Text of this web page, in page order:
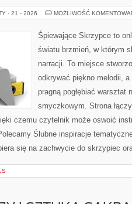
- 21 - 2026 MOŻLIWOŚĆ
Śpiewające Skrzypce to
światu brzmień, w którym
narracji. To miejsce
odkrywać piękno melodii,
pragną pogłębiać warsztat
smyczkowym. Strona
czemu czytelnik może oswoić
Ślubne inspiracje
się na zachwycie do skrzypiec